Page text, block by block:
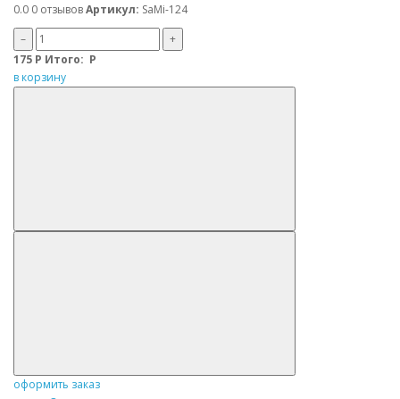
0.0 0 отзывовАртикул: SaMi-124
–
+
175 Р Итого: Р
в корзину
оформить заказ